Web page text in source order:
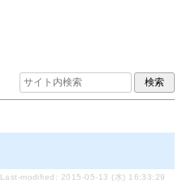
Last-modified: 2015-05-13 (水) 16:33:29